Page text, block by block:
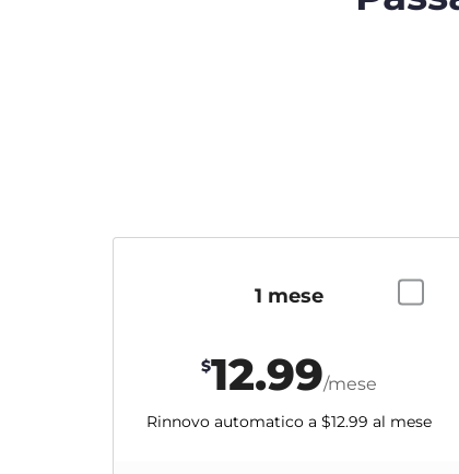
1 mese
$12.99/mese
Rinnovo automatico a $12.99 al mese